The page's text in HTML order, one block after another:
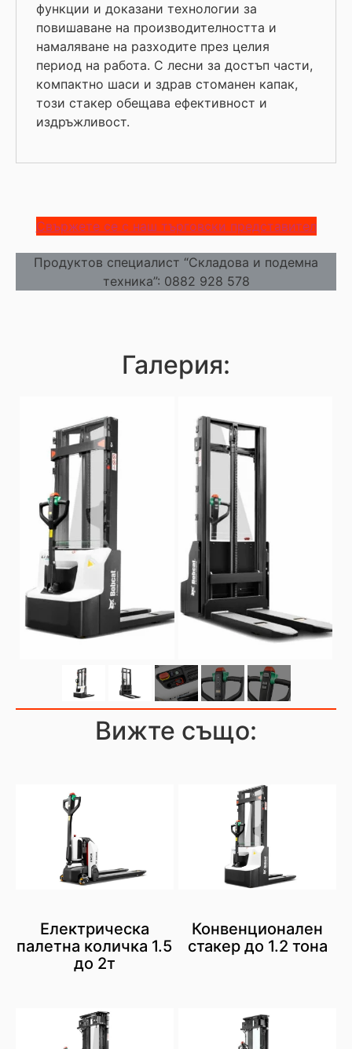
функции и доказани технологии за
повишаване на производителността и
намаляване на разходите през целия
период на работа. С лесни за достъп части,
компактно шаси и здрав стоманен капак,
този стакер обещава ефективност и
издръжливост.
Свържете се с наш търговски представител
Продуктов специалист “Складова и подемна
техника”: 0882 928 578
Галерия:
Вижте също:
Електрическа
палетна количка 1.5
до 2т
Конвенционален
стакер до 1.2 тона